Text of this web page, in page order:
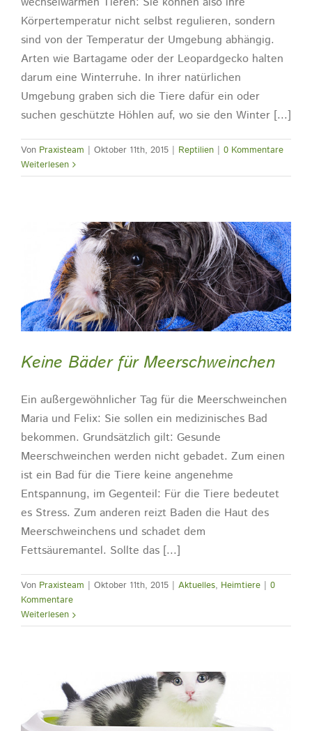
Körpertemperatur nicht selbst regulieren, sondern
sind von der Temperatur der Umgebung abhängig.
Arten wie Bartagame oder der Leopardgecko halten
darum eine Winterruhe. In ihrer natürlichen
Umgebung graben sich die Tiere dafür ein oder
suchen geschützte Höhlen auf, wo sie den Winter [...]
Von Praxisteam | Oktober 11th, 2015 | Reptilien | 0 Kommentare
Weiterlesen
Keine Bäder für Meerschweinchen
Ein außergewöhnlicher Tag für die Meerschweinchen
Maria und Felix: Sie sollen ein medizinisches Bad
bekommen. Grundsätzlich gilt: Gesunde
Meerschweinchen werden nicht gebadet. Zum einen
ist ein Bad für die Tiere keine angenehme
Entspannung, im Gegenteil: Für die Tiere bedeutet
es Stress. Zum anderen reizt Baden die Haut des
Meerschweinchens und schadet dem
Fettsäuremantel. Sollte das [...]
Von Praxisteam Oktober 11th, 2015 Aktuelles, Heimtiere
0
Kommentare
Weiterlesen